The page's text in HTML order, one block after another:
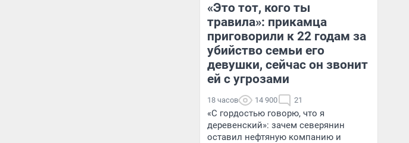
«Это тот, кого ты
травила»: прикамца
приговорили к 22 годам за
убийство семьи его
девушки, сейчас он звонит
ей с угрозами
18 часов 14 900 21
«С гордостью говорю, что я
деревенский»: зачем северянин
оставил нефтяную компанию и